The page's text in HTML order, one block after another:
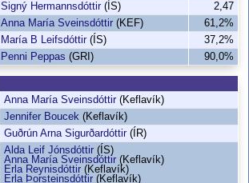
Signý Hermannsdóttir(ÍS)
2,47
Anna María Sveinsdóttir (KEF)
61,2%
María B Leifsdóttir(ÍS)
37,2%
Penni Peppas (GRI) 90,0%
Anna María Sveinsdóttir(Keflavík)
Jennifer Boucek (Keflavík)
Guðrún Arna Sigurðardóttir(ÍR)
Alda Leif Jónsdóttir (ÍS)
Anna María Sveinsdóttir (Keflavík)
Erla Reynisdóttir (Keflavík)
Erla Þorsteinsdóttir (Keflavík)